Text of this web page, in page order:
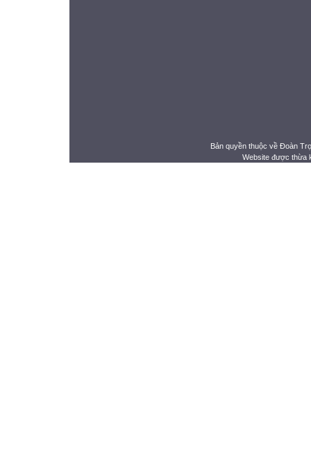
Bản quyền thuộc về Đoàn
Website được thừa